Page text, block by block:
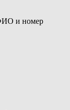
и номер